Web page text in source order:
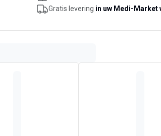
Gratis levering in uw Medi-Market